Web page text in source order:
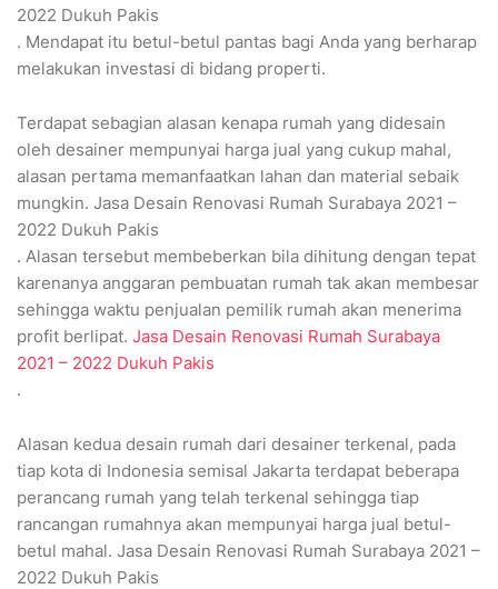
2022 Dukuh Pakis
. Mendapat itu betul-betul pantas bagi Anda yang berharap
melakukan investasi di bidang properti.
Terdapat sebagian alasan kenapa rumah yang didesain
oleh desainer mempunyai harga jual yang cukup mahal,
alasan pertama memanfaatkan lahan dan material sebaik
mungkin. Jasa Desain Renovasi Rumah Surabaya 2021 –
2022 Dukuh Pakis
. Alasan tersebut membeberkan bila dihitung dengan tepat
karenanya anggaran pembuatan rumah tak akan membesar
sehingga waktu penjualan pemilik rumah akan menerima
profit berlipat. Jasa Desain Renovasi Rumah Surabaya
2021 – 2022 Dukuh Pakis
.
Alasan kedua desain rumah dari desainer terkenal, pada
tiap kota di Indonesia semisal Jakarta terdapat beberapa
perancang rumah yang telah terkenal sehingga tiap
rancangan rumahnya akan mempunyai harga jual betul-
betul mahal. Jasa Desain Renovasi Rumah Surabaya 2021 –
2022 Dukuh Pakis